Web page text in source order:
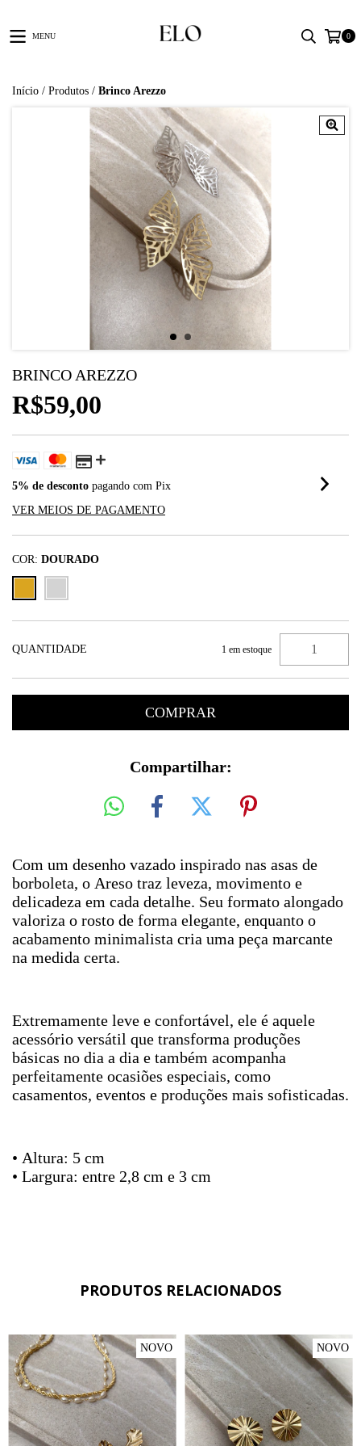
MENU 0
Início / Produtos / Brinco Arezzo
BRINCO AREZZO
R$59,00
5% de desconto pagando com Pix
VER MEIOS DE PAGAMENTO
COR: DOURADO
QUANTIDADE 1 em estoque
Compartilhar:
Com um desenho vazado inspirado nas asas de
borboleta, o Areso traz leveza, movimento e
delicadeza em cada detalhe. Seu formato alongado
valoriza o rosto de forma elegante, enquanto o
acabamento minimalista cria uma peça marcante
na medida certa.
Extremamente leve e confortável, ele é aquele
acessório versátil que transforma produções
básicas no dia a dia e também acompanha
perfeitamente ocasiões especiais, como
casamentos, eventos e produções mais sofisticadas.
• Altura: 5 cm
• Largura: entre 2,8 cm e 3 cm
PRODUTOS RELACIONADOS
NOVO NOVO